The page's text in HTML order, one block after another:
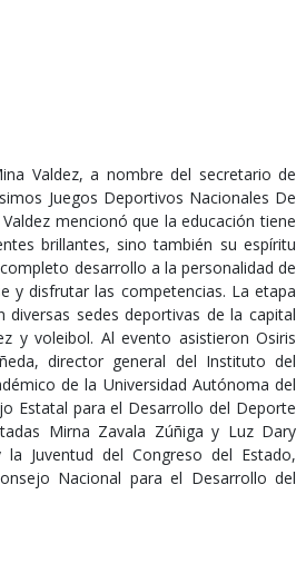
Valdez, a nombre del secretario de
Juegos Deportivos Nacionales De
mencionó que la educación tiene
brillantes, sino también su espíritu
desarrollo a la personalidad de
y disfrutar las competencias. La etapa
sedes deportivas de la capital
y voleibol. Al evento asistieron Osiris
director general del Instituto del
de la Universidad Autónoma del
Estatal para el Desarrollo del Deporte
Mirna Zavala Zúñiga y Luz Dary
Juventud del Congreso del Estado,
Nacional para el Desarrollo del